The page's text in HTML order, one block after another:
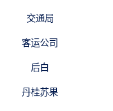
交通局
客运公司
后白
丹桂苏果